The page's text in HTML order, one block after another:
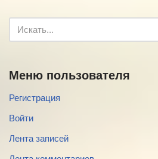
Меню пользователя
Регистрация
Войти
Лента записей